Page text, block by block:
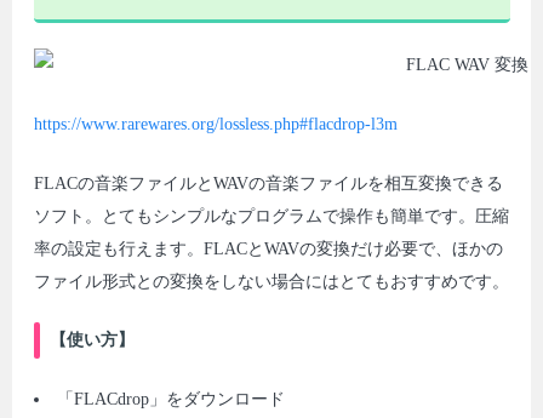
https://www.rarewares.org/lossless.php#flacdrop-l3m
FLACの音楽ファイルとWAVの音楽ファイルを相互変換できる
ソフト。とてもシンプルなプログラムで操作も簡単です。圧縮
率の設定も行えます。FLACとWAVの変換だけ必要で、ほかの
ファイル形式との変換をしない場合にはとてもおすすめです。
【使い方】
「FLACdrop」をダウンロード